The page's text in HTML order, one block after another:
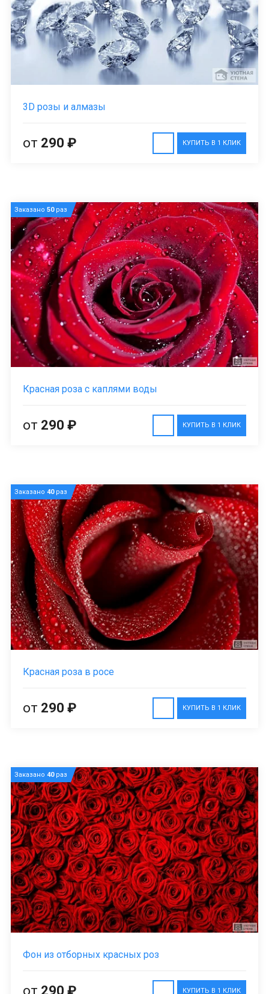
3D розы и алмазы
КУПИТЬ В 1 КЛИК
от 290 ₽
Заказано 50раз
Красная роза с каплями воды
КУПИТЬ В 1 КЛИК
от 290 ₽
Заказано 40раз
Красная роза в росе
КУПИТЬ В 1 КЛИК
от 290 ₽
Заказано 40раз
Фон из отборных красных роз
КУПИТЬ В 1 КЛИК
от 290 ₽